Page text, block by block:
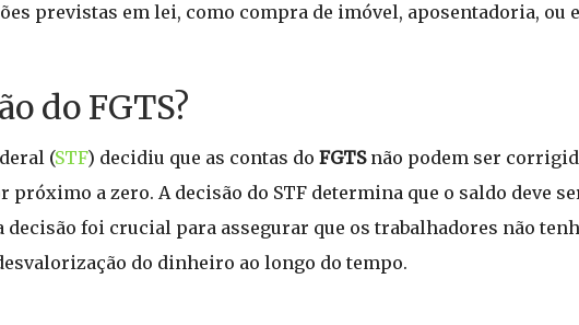
previstas em lei, como compra de imóvel, aposentadoria, ou
do FGTS?
(STF) decidiu que as contas do FGTSnão podem ser
próximo a zero. A decisão do STF determina que o saldo deve
decisão foi crucial para assegurar que os trabalhadores não
do dinheiro ao longo do tempo.